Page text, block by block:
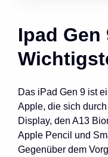
Ipad Gen
Das iPad Gen 9 ist
Apple, die sich
Display, den A13
Apple Pencil und
Gegenüber dem